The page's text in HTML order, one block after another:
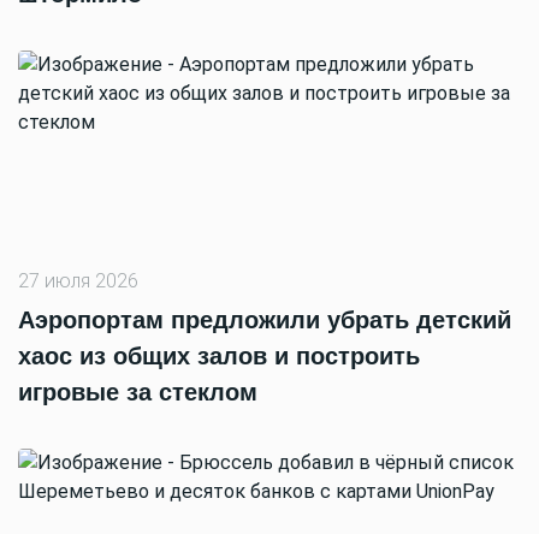
27 июля 2026
Аэропортам предложили убрать детский
хаос из общих залов и построить
игровые за стеклом